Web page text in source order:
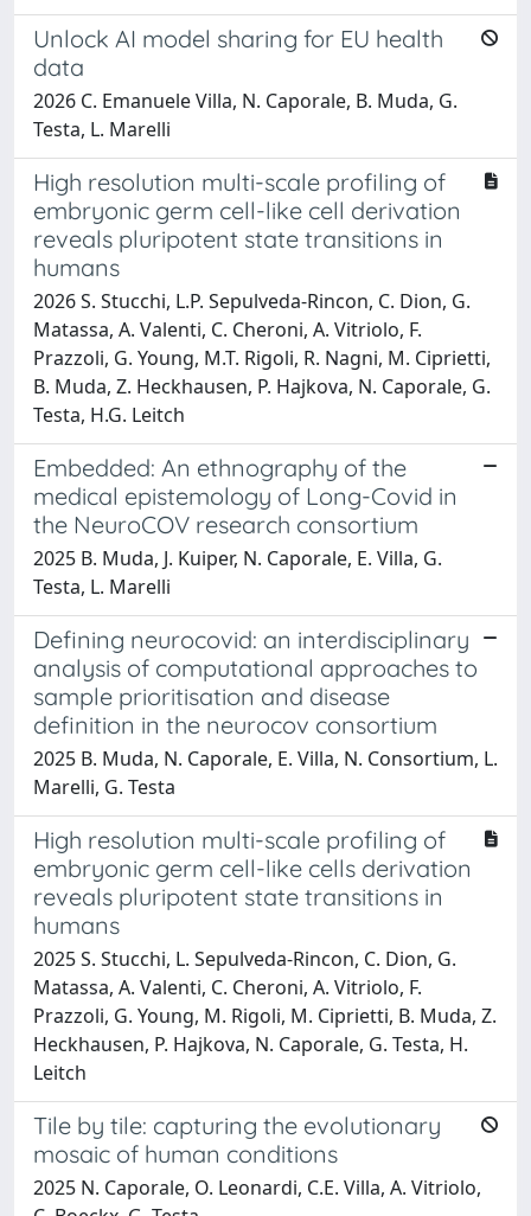
Unlock AI model sharing for EU health
data
2026 C. Emanuele Villa, N. Caporale, B. Muda, G.
Testa, L. Marelli
High resolution multi-scale profiling of
embryonic germ cell-like cell derivation
reveals pluripotent state transitions in
humans
2026 S. Stucchi, L.P. Sepulveda-Rincon, C. Dion, G.
Matassa, A. Valenti, C. Cheroni, A. Vitriolo, F.
Prazzoli, G. Young, M.T. Rigoli, R. Nagni, M. Ciprietti,
B. Muda, Z. Heckhausen, P. Hajkova, N. Caporale, G.
Testa, H.G. Leitch
Embedded: An ethnography of the
medical epistemology of Long-Covid in
the NeuroCOV research consortium
2025 B. Muda, J. Kuiper, N. Caporale, E. Villa, G.
Testa, L. Marelli
Defining neurocovid: an interdisciplinary
analysis of computational approaches to
sample prioritisation and disease
definition in the neurocov consortium
2025 B. Muda, N. Caporale, E. Villa, N. Consortium, L.
Marelli, G. Testa
High resolution multi-scale profiling of
embryonic germ cell-like cells derivation
reveals pluripotent state transitions in
humans
2025 S. Stucchi, L. Sepulveda-Rincon, C. Dion, G.
Matassa, A. Valenti, C. Cheroni, A. Vitriolo, F.
Prazzoli, G. Young, M. Rigoli, M. Ciprietti, B. Muda, Z.
Heckhausen, P. Hajkova, N. Caporale, G. Testa, H.
Leitch
Tile by tile: capturing the evolutionary
mosaic of human conditions
2025 N. Caporale, O. Leonardi, C.E. Villa, A. Vitriolo,